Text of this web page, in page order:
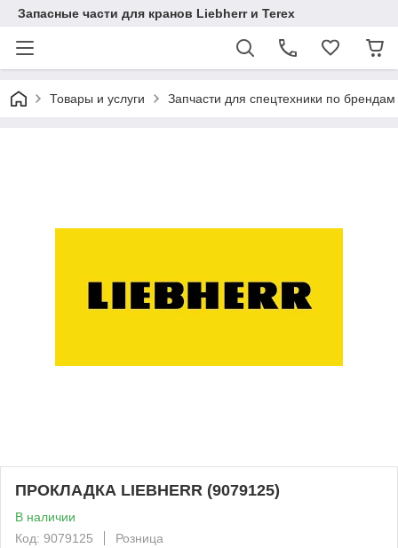
Запасные части для кранов Liebherr и Terex
Товары и услуги Запчасти для спецтехники по брендам
ПРОКЛАДКА LIEBHERR (9079125)
В наличии
Код: 9079125
Розница